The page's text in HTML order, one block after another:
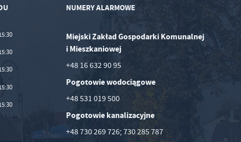
NUMERY ALARMOWE
Miejski Zakład Gospodarki Komunalnej
i Mieszkaniowej
+48 16 632 90 95
Pogotowie wodociągowe
+48 531 019 500
Pogotowie kanalizacyjne
+48 730 269 726; 730 285 787